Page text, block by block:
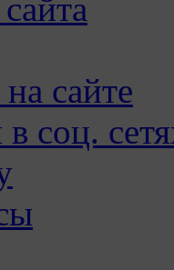
сайте
соц.